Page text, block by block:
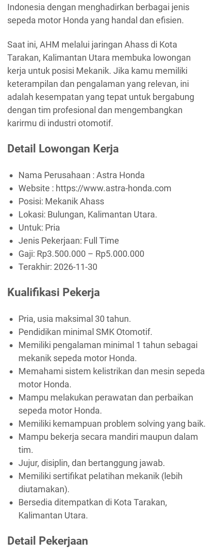
Indonesia dengan menghadirkan berbagai jenis
sepeda motor Honda yang handal dan efisien.
Saat ini, AHM melalui jaringan Ahass di Kota
Tarakan, Kalimantan Utara membuka lowongan
kerja untuk posisi Mekanik. Jika kamu memiliki
keterampilan dan pengalaman yang relevan, ini
adalah kesempatan yang tepat untuk bergabung
dengan tim profesional dan mengembangkan
karirmu di industri otomotif.
Detail Lowongan Kerja
Nama Perusahaan : Astra Honda
Website : https://www.astra-honda.com
Posisi: Mekanik Ahass
Lokasi: Bulungan, Kalimantan Utara.
Untuk: Pria
Jenis Pekerjaan: Full Time
Gaji: Rp3.500.000 – Rp5.000.000
Terakhir: 2026-11-30
Kualifikasi Pekerja
Pria, usia maksimal 30 tahun.
Pendidikan minimal SMK Otomotif.
Memiliki pengalaman minimal 1 tahun sebagai
mekanik sepeda motor Honda.
Memahami sistem kelistrikan dan mesin sepeda
motor Honda.
Mampu melakukan perawatan dan perbaikan
sepeda motor Honda.
Memiliki kemampuan problem solving yang baik.
Mampu bekerja secara mandiri maupun dalam
tim.
Jujur, disiplin, dan bertanggung jawab.
Memiliki sertifikat pelatihan mekanik (lebih
diutamakan).
Bersedia ditempatkan di Kota Tarakan,
Kalimantan Utara.
Detail Pekerjaan